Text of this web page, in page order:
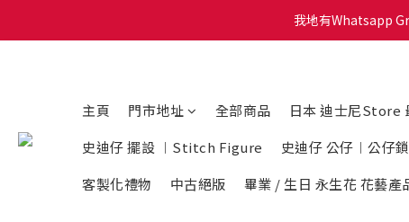
會員
我地有Whatsapp
會員
主頁 門市地址 全部商品 日本 迪士尼Store
史迪仔 擺設 ︱Stitch Figure
史迪仔 公仔︱公仔
客製化禮物
中古絕版 畢業 / 生日 永生花 花藝產